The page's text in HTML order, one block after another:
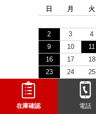
日 月 火
2
3 4
9
10 11
16
17 18
23
24 25
在庫確認 電話